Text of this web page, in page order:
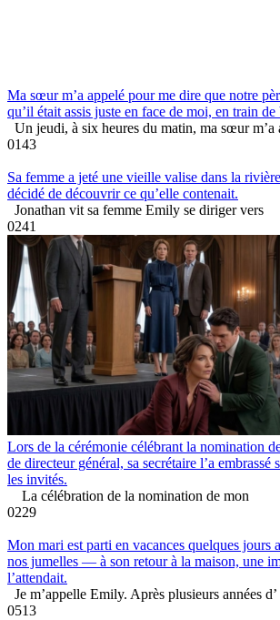
Ma sœur m’a appelé pour me dire que notre
qu’il était assis juste en face de moi, en train
Un jeudi, à six heures du matin, ma sœur m’a
0143
Sa femme a jeté une vieille valise dans la
décidé de découvrir ce qu’elle contenait.
Jonathan vit sa femme Emily se diriger vers
0241
Lors de la cérémonie célébrant la nomination
de directeur général, sa secrétaire l’a embrassé
les invités.
La célébration de la nomination de mon
0229
Mon mari est parti en vacances quelques jours
nos jumelles — à son retour à la maison, une
l’attendait.
Je m’appelle Emily. Après plusieurs années d’
0513